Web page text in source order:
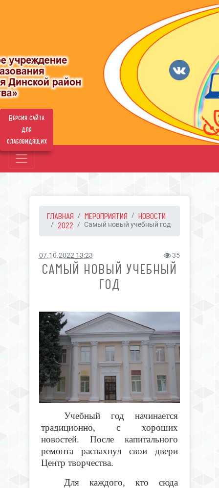
Версия сайта
для
слабовидящих
ГЛАВНАЯ МЕРОПРИЯТИЯ
НОВОСТИ
2022
Самый новый учебный год
07.10.2022 13:23 35
САМЫЙ НОВЫЙ УЧЕБНЫЙ
ГОД
Учебный год начинается
традиционно, с хороших
новостей. После капитального
ремонта распахнул свои двери
Центр творчества.
Для каждого, кто сюда